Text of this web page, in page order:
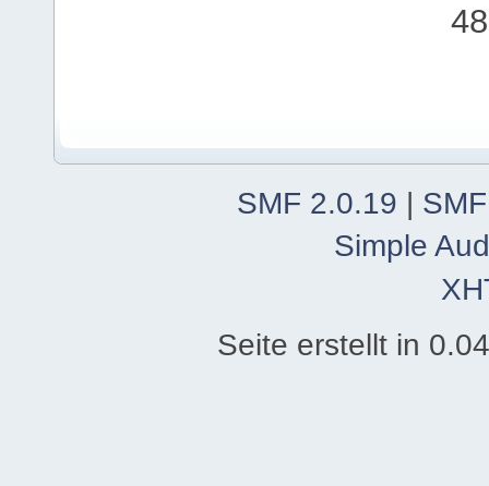
SMF 2.0.19 |
Simple
Seite erstellt in